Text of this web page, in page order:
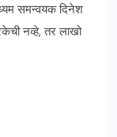
समन्वयक दिनेश
नव्हे, तर लाखो